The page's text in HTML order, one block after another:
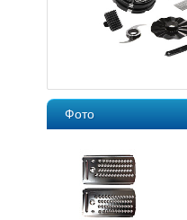
Фото